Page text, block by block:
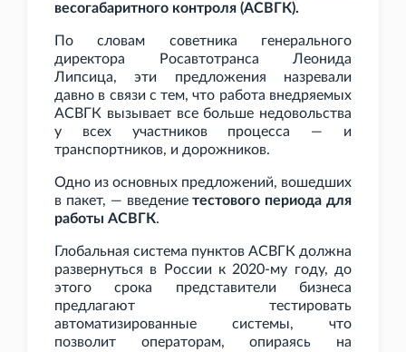
весогабаритного контроля (АСВГК).
По словам советника генерального
директора Росавтотранса Леонида
Липсица, эти предложения назревали
давно в связи с тем, что работа внедряемых
АСВГК вызывает все больше недовольства
у всех участников процесса — и
транспортников, и дорожников.
Одно из основных предложений, вошедших
в пакет, — введениетестового периода для
работы АСВГК.
Глобальная система пунктов АСВГК должна
развернуться в России к 2020-му году, до
этого срока представители бизнеса
предлагают тестировать
автоматизированные системы, что
позволит операторам, опираясь на